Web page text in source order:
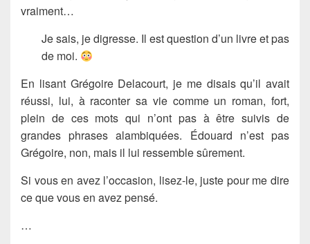
vraiment…
Je sais, je digresse. Il est question d’un livre et pas
de moi.
En lisant Grégoire Delacourt, je me disais qu’il avait
réussi, lui, à raconter sa vie comme un roman, fort,
plein de ces mots qui n’ont pas à être suivis de
grandes phrases alambiquées. Édouard n’est pas
Grégoire, non, mais il lui ressemble sûrement.
Si vous en avez l’occasion, lisez-le, juste pour me dire
ce que vous en avez pensé.
…